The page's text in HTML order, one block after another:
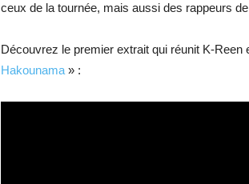
ceux de la tournée, mais aussi des rappeurs
Découvrez le premier extrait qui réunit K-
Hakounama » :